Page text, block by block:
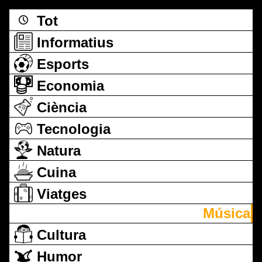
Tot
Informatius
Esports
Economia
Ciència
Tecnologia
Natura
Cuina
Viatges
Música
Cultura
Humor